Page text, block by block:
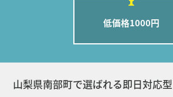
低価格1000円
山梨県南部町で選ばれる即日対応